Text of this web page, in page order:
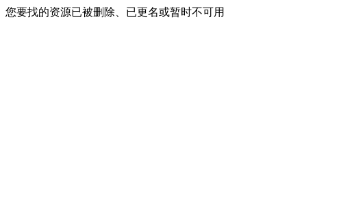
您要找的资源已被删除、已更名或暂时不可用